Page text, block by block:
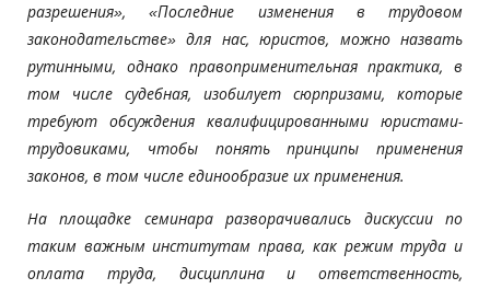
разрешения», «Последние изменения в трудовом
законодательстве» для нас, юристов, можно назвать
рутинными, однако правоприменительная практика, в
том числе судебная, изобилует сюрпризами, которые
требуют обсуждения квалифицированными юристами-
трудовиками, чтобы понять принципы применения
законов, в том числе единообразие их применения.
На площадке семинара разворачивались дискуссии по
таким важным институтам права, как режим труда и
оплата труда, дисциплина и ответственность,